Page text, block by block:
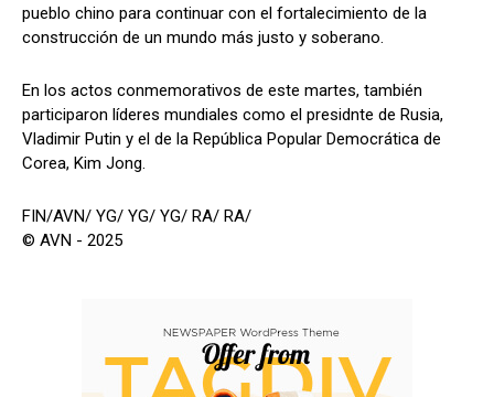
pueblo chino para continuar con el fortalecimiento de la
construcción de un mundo más justo y soberano.
En los actos conmemorativos de este martes, también
participaron líderes mundiales como el presidnte de Rusia,
Vladimir Putin y el de la República Popular Democrática de
Corea, Kim Jong.
FIN/AVN/ YG/ YG/ YG/ RA/ RA/
© AVN - 2025